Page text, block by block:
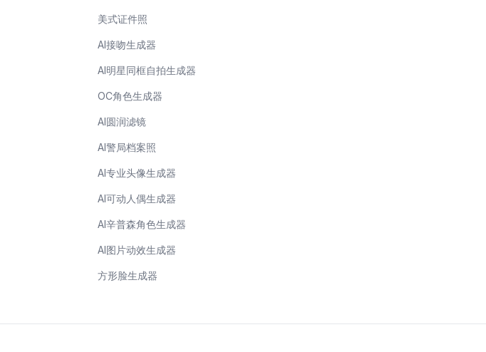
美式证件照
AI接吻生成器
AI明星同框自拍生成器
OC角色生成器
AI圆润滤镜
AI警局档案照
AI专业头像生成器
AI可动人偶生成器
AI辛普森角色生成器
AI图片动效生成器
方形脸生成器